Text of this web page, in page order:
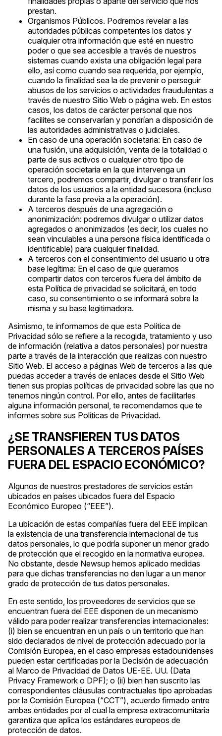
prestan.
Organismos Públicos. Podremos revelar a las
autoridades públicas competentes los datos y
cualquier otra información que esté en nuestro
poder o que sea accesible a través de nuestros
sistemas cuando exista una obligación legal para
ello, así como cuando sea requerida, por ejemplo,
cuando la finalidad sea la de prevenir o perseguir
abusos de los servicios o actividades fraudulentas a
través de nuestro Sitio Web o página web. En estos
casos, los datos de carácter personal que nos
facilites se conservarían y pondrían a disposición de
las autoridades administrativas o judiciales.
En caso de una operación societaria: En caso de
una fusión, una adquisición, venta de la totalidad o
parte de sus activos o cualquier otro tipo de
operación societaria en la que intervenga un
tercero, podremos compartir, divulgar o transferir los
datos de los usuarios a la entidad sucesora (incluso
durante la fase previa a la operación).
A terceros después de una agregación o
anonimización: podremos divulgar o utilizar datos
agregados o anonimizados (es decir, los cuales no
sean vinculables a una persona física identificada o
identificable) para cualquier finalidad.
A terceros con el consentimiento del usuario u otra
base legítima: En el caso de que queramos
compartir datos con terceros fuera del ámbito de
esta Política de privacidad se solicitará, en todo
caso, su consentimiento o se informará sobre la
misma y su base legitimadora.
Asimismo, te informamos de que esta Política de
Privacidad sólo se refiere a la recogida, tratamiento y uso
de información (relativa a datos personales) por nuestra
parte a través de la interacción que realizas con nuestro
Sitio Web. El acceso a páginas Web de terceros a las que
puedas acceder a través de enlaces desde el Sitio Web
tienen sus propias políticas de privacidad sobre las que no
tenemos ningún control. Por ello, antes de facilitarles
alguna información personal, te recomendamos que te
informes sobre sus Políticas de Privacidad.
¿SE TRANSFIEREN TUS DATOS
PERSONALES A TERCEROS PAÍSES
FUERA DEL ESPACIO ECONÓMICO?
Algunos de nuestros prestadores de servicios están
ubicados en países ubicados fuera del Espacio
Económico Europeo (“EEE”).
La ubicación de estas compañías fuera del EEE implican
la existencia de una transferencia internacional de tus
datos personales, lo que podría suponer un menor grado
de protección que el recogido en la normativa europea.
No obstante, desde Newsup hemos aplicado medidas
para que dichas transferencias no den lugar a un menor
grado de protección de tus datos personales.
En este sentido, los proveedores de servicios que se
encuentran fuera del EEE disponen de un mecanismo
válido para poder realizar transferencias internacionales:
(i) bien se encuentran en un país o un territorio que han
sido declarados de nivel de protección adecuado por la
Comisión Europea, en el caso empresas estadounidenses
pueden estar certificadas por la Decisión de adecuación
al Marco de Privacidad de Datos UE-EE. UU. (Data
Privacy Framework o DPF); o (ii) bien han suscrito las
correspondientes cláusulas contractuales tipo aprobadas
por la Comisión Europea (“CCT”), acuerdo firmado entre
ambas entidades por el cual la empresa extracomunitaria
garantiza que aplica los estándares europeos de
protección de datos.